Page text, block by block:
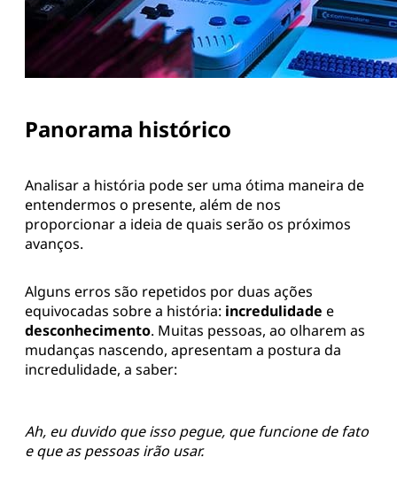
Panorama histórico
Analisar a história pode ser uma ótima maneira de
entendermos o presente, além de nos
proporcionar a ideia de quais serão os próximos
avanços.
Alguns erros são repetidos por duas ações
equivocadas sobre a história: incredulidade e
desconhecimento. Muitas pessoas, ao olharem as
mudanças nascendo, apresentam a postura da
incredulidade, a saber:
Ah, eu duvido que isso pegue, que funcione de fato
e que as pessoas irão usar.